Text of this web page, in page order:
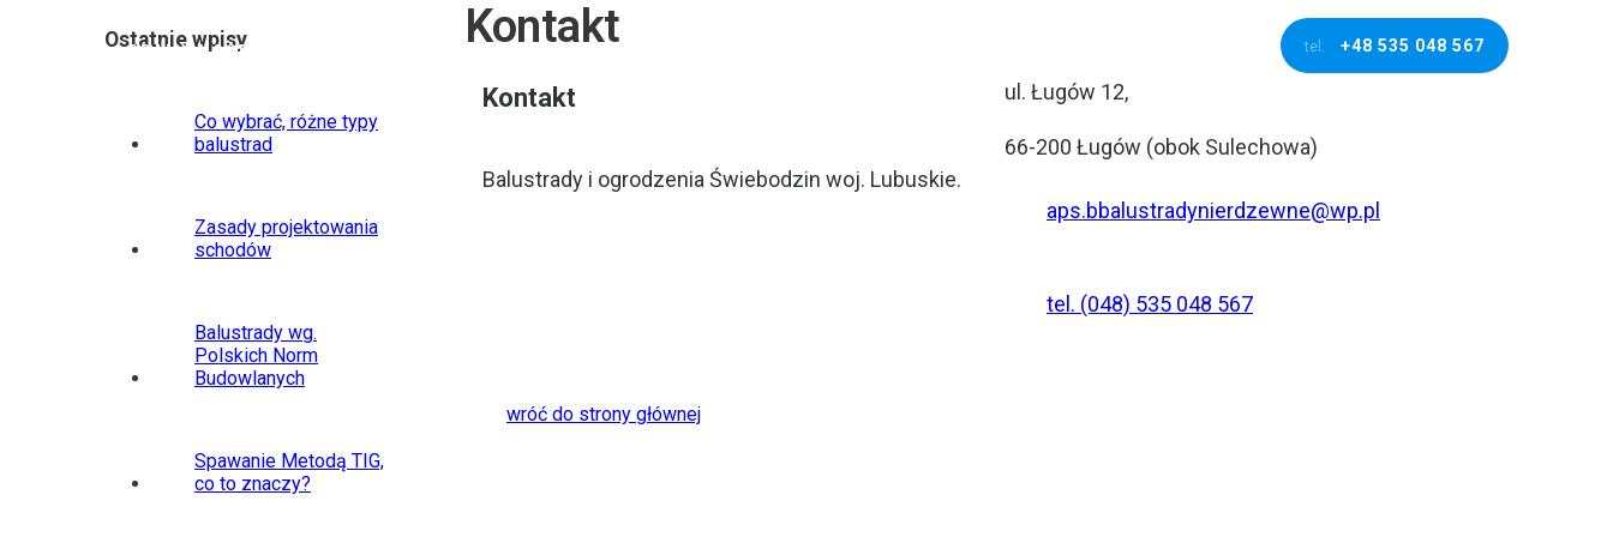
BRAMY I OGRODZENIA tel. +48 535 048 567
Ostatnie wpisy
Co wybrać, różne typy
balustrad
Zasady projektowania
schodów
Balustrady wg.
Polskich Norm
Budowlanych
Spawanie Metodą TIG,
co to znaczy?
Kontakt
Kontakt
Balustrady i ogrodzenia Świebodzin woj. Lubuskie.
ul. Ługów 12,
66-200 Ługów (obok Sulechowa)
aps.bbalustradynierdzewne@wp.pl
tel. (048) 535 048 567
wróć do strony głównej